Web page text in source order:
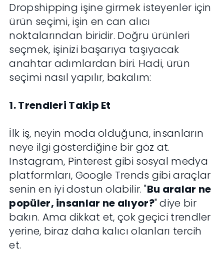
Dropshipping işine girmek isteyenler için
ürün seçimi, işin en can alıcı
noktalarından biridir. Doğru ürünleri
seçmek, işinizi başarıya taşıyacak
anahtar adımlardan biri. Hadi, ürün
seçimi nasıl yapılır, bakalım:
1. Trendleri Takip Et
İlk iş, neyin moda olduğuna, insanların
neye ilgi gösterdiğine bir göz at.
Instagram, Pinterest gibi sosyal medya
platformları, Google Trends gibi araçlar
senin en iyi dostun olabilir. "Bu aralar ne
popüler, insanlar ne alıyor?" diye bir
bakın. Ama dikkat et, çok geçici trendler
yerine, biraz daha kalıcı olanları tercih
et.